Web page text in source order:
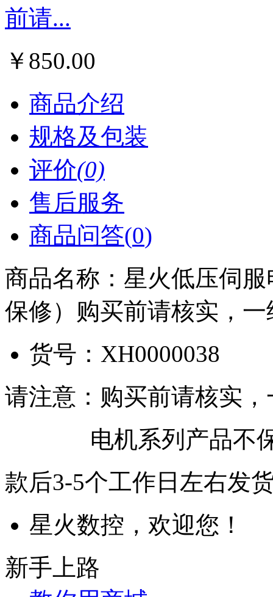
前请...
￥ 850.00
商品介绍
规格及包装
评价(0)
售后服务
商品问答(0)
商品名称： 星火低压伺
保修）购买前请核实，
货号： XH0000038
请注意：购买前请核实
电机系列产品不保
款后3-5个工作日左右发
星火数控，欢迎您！
新手上路